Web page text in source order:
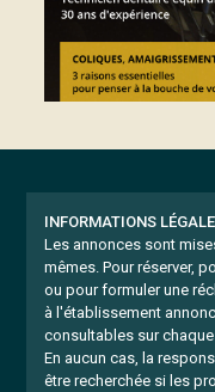
INFORMATIONS
Les annonces sont
mêmes. Pour réserver,
ou pour formuler une
à l'établissement
consultables sur
En aucun cas, la
être recherchée si les